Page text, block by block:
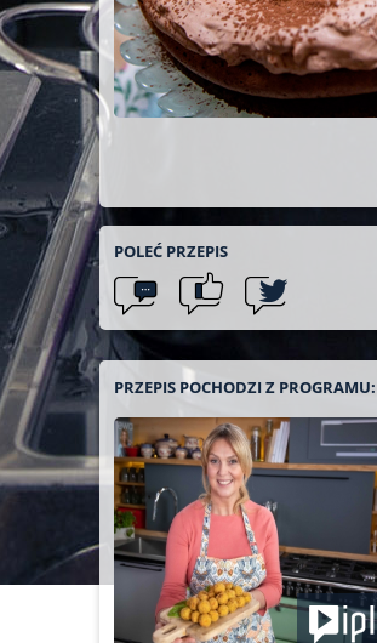
POLEĆ PRZEPIS
PRZEPIS POCHODZI Z PROGRAMU: